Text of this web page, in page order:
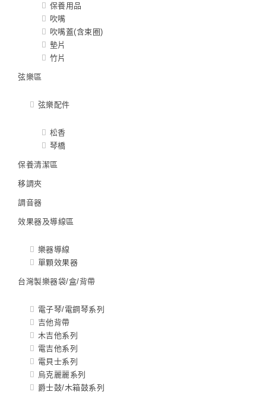
保養用品
吹嘴
吹嘴蓋(含束圈)
墊片
竹片
弦樂區
弦樂配件
松香
琴橋
保養清潔區
移調夾
調音器
效果器及導線區
樂器導線
單顆效果器
台灣製樂器袋/盒/背帶
電子琴/電鋼琴系列
吉他背帶
木吉他系列
電吉他系列
電貝士系列
烏克麗麗系列
爵士鼓/木箱鼓系列